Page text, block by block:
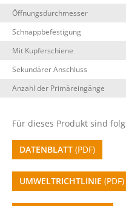
Öffnungsdurchmesser
Schnappbefestigung
Mit Kupferschiene
Sekundärer Anschluss
Anzahl der Primäreingänge
Für dieses Produkt sind
DATENBLATT (PDF)
UMWELTRICHTLINIE (PDF)